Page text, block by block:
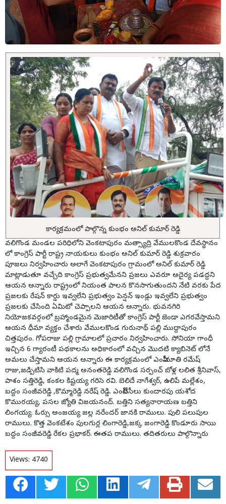
కార్యక్రమంలో పాల్గొన్న కుంభం అనిల్ కుమార్ రెడ్డి
వలిగొండ మండల పరిధిలోని వెంకటాపురం మత్స్యాద్రి వేములకొండ దేవస్థానం
లో కాంగ్రెస్ పార్టీ రాష్ట్ర నాయకులు కుంభం అనిల్ కుమార్ రెడ్డి శుక్రవారం
పూజలు నిర్వహించారు అలాగే వెంకటాపురం గ్రామంలో అనిల్ కుమార్ రెడ్డి
మాట్లాడుతూ వచ్చేది కాంగ్రెస్ ప్రభుత్వమేనని ప్రజలు ఎవరూ అదైర్య పడద్దని
ఆయన అన్నారు రాష్ట్రంలో నియంత పాలన కొనసాగుతుందని నేటి వరకు పేద
ప్రజలకు రేషన్ కార్డు ఇవ్వలేని ప్రభుత్వం పెన్షన్ ఇండ్లు ఇవ్వలేని ప్రభుత్వం
ప్రజలకు చేసింది ఏమిటో చెప్పాలని ఆయన అన్నారు. భువనగిరి
నియోజకవర్గంలో బ్రహ్మాండమైన మెజారిటీతో కాంగ్రెస్ పార్టీ జెండా ఎగరవేస్తామని
ఆయన ధీమా వ్యక్తం చేశారు వేములకొండ గురునాథ్ పల్లి ముద్దాపురం
చిత్తపురం. గోపరాజు పల్లి గ్రామాలలో ప్రచారం నిర్వహించారు. సోనియా గాంధీ
ఇచ్చిన 6 గ్యారంటీ పథకాలను అధికారంలో వచ్చిన మొదటి క్యాబినెట్ లోనే
అమలు చేస్తామని ఆయన అన్నారు ఈ కార్యక్రమంలో ఎంపీపీ నూతి రమేష్
రాజు,జడ్పిటిసి వాకిటి పద్మ అనంతరెడ్డి వలిగొండ సర్పంచ్ బోళ్ల లలిత శ్రీనివాస్,
పాశం సత్తిరెడ్డి, కంకల కిష్టయ్య గరిసె రవి. బెలిదే నాగేశ్వర్, ఉలిపే మల్లేశం,
బద్దం సంజీవరెడ్డి ,కొమ్మారెడ్డి నరేష్ రెడ్డి. ఎంపీటీసీలు కుందారపు యశోద
కొమురయ్య, పసల జ్యోతి విజయనంద్. బత్తిని సత్యనారాయణ బత్తిని
లింగయ్య. ఓర్సు అంజయ్య జల్ల నరేందర్ జానకి రాములు. పులి పలుపుల
రాములు. కొత్త వెంకటేశం పులగుర్ల లింగారెడ్డి,జక్క జంగారెడ్డి కొండూరు సాయి
బద్దం సంజీవరెడ్డి రేకల ప్రభాకర్. ఈతప రాములు. తదితరులు పాల్గొన్నారు
Views: 4740